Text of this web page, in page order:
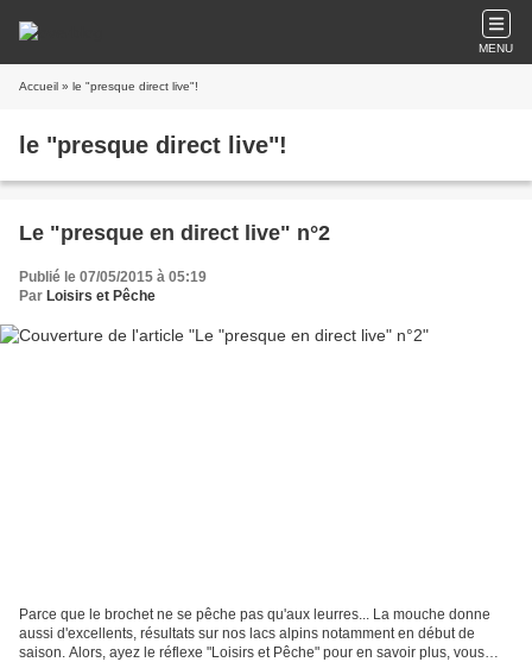
MENU
Accueil » le "presque direct live"!
le "presque direct live"!
Le "presque en direct live" n°2
Publié le 07/05/2015 à 05:19
Par Loisirs et Pêche
Parce que le brochet ne se pêche pas qu'aux leurres... La mouche donne
aussi d'excellents, résultats sur nos lacs alpins notamment en début de
saison. Alors, ayez le réflexe "Loisirs et Pêche" pour en savoir plus, vous